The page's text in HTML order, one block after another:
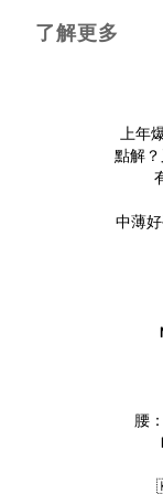
了解更多
上年
點解
中薄
腰